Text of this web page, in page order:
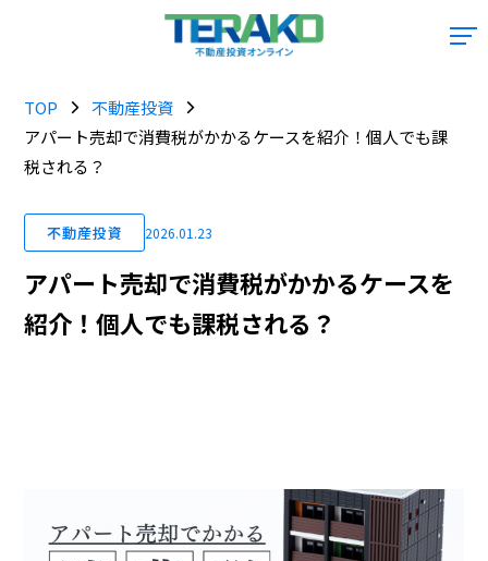
TOP
不動産投資
アパート売却で消費税がかかるケースを紹介！個人でも課
税される？
不動産投資 2026.01.23
アパート売却で消費税がかかるケースを
紹介！個人でも課税される？